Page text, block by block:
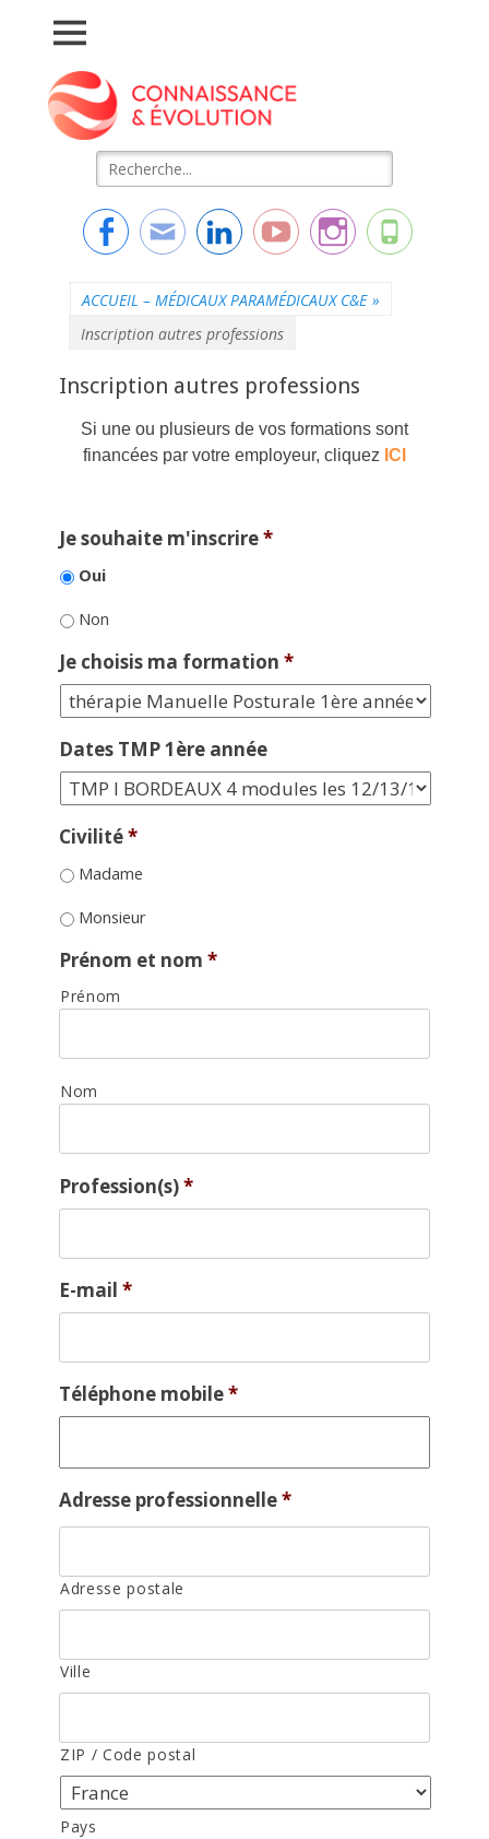
Connaissance &
L'essentiel de la formation
Rechercher :
Facebook
Adresse
contact
LinkedinYouTube
Instagram
Tél
ACCUEIL – MÉDICAUX PARAMÉDICAUX C&E »
Inscription autres professions
Inscription autres professions
Si une ou plusieurs de vos formations sont
financées par votre employeur, cliquez ICI
Je souhaite m'inscrire*
Oui
Non
Je choisis ma formation *
Dates TMP 1ère année
Civilité*
Madame
Monsieur
Prénom et nom *
Prénom
Nom
Profession(s)*
E-mail *
Téléphone mobile*
Adresse professionnelle*
Adresse postale
Ville
ZIP / Code postal
Pays